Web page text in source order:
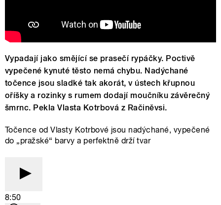
Vypadají jako smějící se prasečí rypáčky. Poctivě
vypečené kynuté těsto nemá chybu. Nadýchané
točence jsou sladké tak akorát, v ústech křupnou
oříšky a rozinky s rumem dodají moučníku závěrečný
šmrnc. Pekla Vlasta Kotrbová z Račiněvsi.
Točence od Vlasty Kotrbové jsou nadýchané, vypečené
do „pražské“ barvy a perfektně drží tvar
8:50